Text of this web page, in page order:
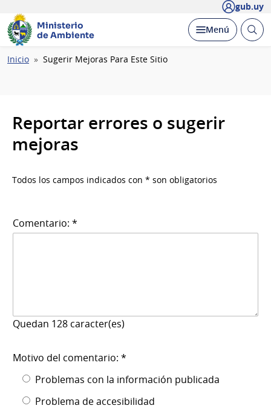
gub.uy
Ministerio
de Ambiente
Desplegar
Menú Abrir
Ruta
Inicio Sugerir Mejoras Para Este Sitio
Reportar errores o sugerir
mejoras
Todos los campos indicados con * son obligatorios
Comentario: *
Quedan 128 caracter(es)
Motivo del comentario: *
Problemas con la información publicada
Problema de accesibilidad